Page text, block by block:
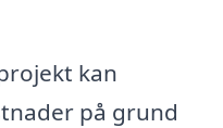
kan
på grund